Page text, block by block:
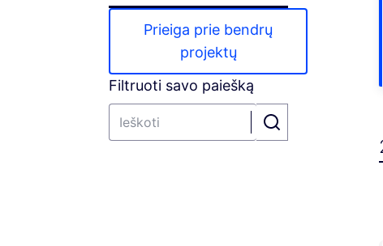
Prieiga prie bendrų
projektų
Filtruoti savo paiešką